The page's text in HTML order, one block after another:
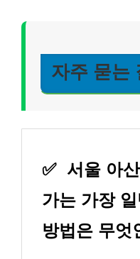
자주 묻는
✅ 서울 아
가는 가장
방법은 무엇